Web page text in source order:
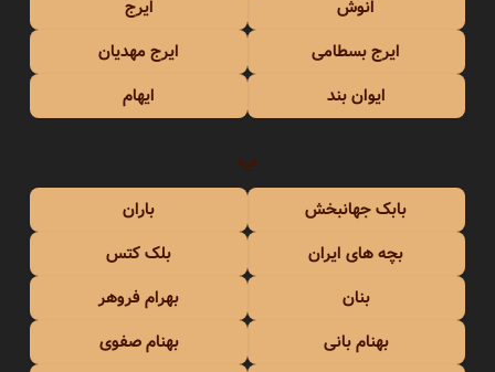
انوش
ایرج
ایرج بسطامی
ایرج مهدیان
ایوان بند
ایهام
ب
بابک جهانبخش
باران
بچه های ایران
بلک کتس
بنان
بهرام فروهر
بهنام بانی
بهنام صفوی